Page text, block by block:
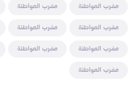
مغرب المواطنة مغرب المواطنة
مغرب المواطنة
مغرب المواطنة
مغرب المواطنة
مغرب المواطنة
مغرب المواطنة